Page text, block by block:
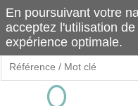
En poursuivant votre
acceptez l'utilisation
expérience optimale.